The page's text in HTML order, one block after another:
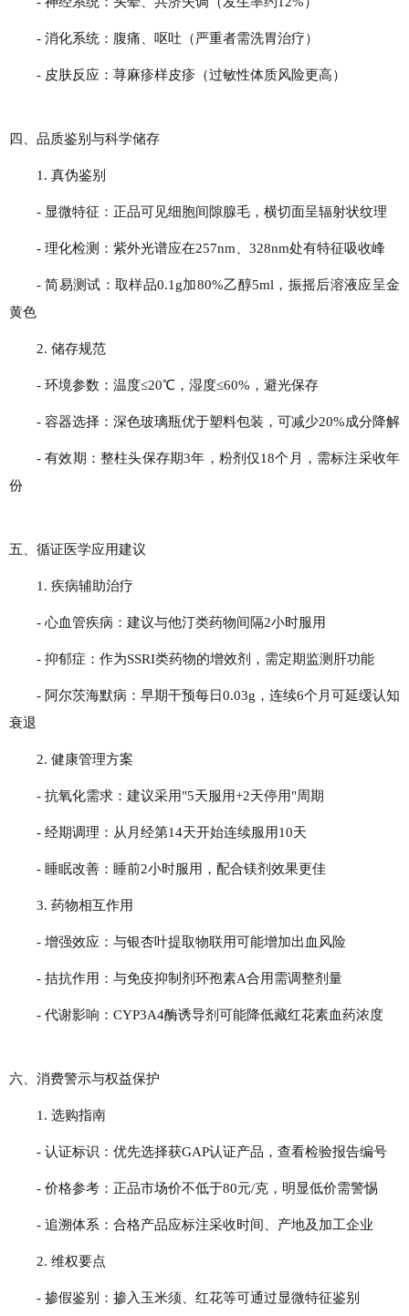
- 消化系统：腹痛、呕吐（严重者需洗胃治疗）
- 皮肤反应：荨麻疹样皮疹（过敏性体质风险更高）
四、品质鉴别与科学储存
1. 真伪鉴别
- 显微特征：正品可见细胞间隙腺毛，横切面呈辐射状纹理
- 理化检测：紫外光谱应在257nm、328nm处有特征吸收峰
- 简易测试：取样品0.1g加80%乙醇5ml，振摇后溶液应呈金
黄色
2. 储存规范
- 环境参数：温度≤20℃，湿度≤60%，避光保存
- 容器选择：深色玻璃瓶优于塑料包装，可减少20%成分降解
- 有效期：整柱头保存期3年，粉剂仅18个月，需标注采收年
份
五、循证医学应用建议
1. 疾病辅助治疗
- 心血管疾病：建议与他汀类药物间隔2小时服用
- 抑郁症：作为SSRI类药物的增效剂，需定期监测肝功能
- 阿尔茨海默病：早期干预每日0.03g，连续6个月可延缓认知
衰退
2. 健康管理方案
- 抗氧化需求：建议采用"5天服用+2天停用"周期
- 经期调理：从月经第14天开始连续服用10天
- 睡眠改善：睡前2小时服用，配合镁剂效果更佳
3. 药物相互作用
- 增强效应：与银杏叶提取物联用可能增加出血风险
- 拮抗作用：与免疫抑制剂环孢素A合用需调整剂量
- 代谢影响：CYP3A4酶诱导剂可能降低藏红花素血药浓度
六、消费警示与权益保护
1. 选购指南
- 认证标识：优先选择获GAP认证产品，查看检验报告编号
- 价格参考：正品市场价不低于80元/克，明显低价需警惕
- 追溯体系：合格产品应标注采收时间、产地及加工企业
2. 维权要点
- 掺假鉴别：掺入玉米须、红花等可通过显微特征鉴别